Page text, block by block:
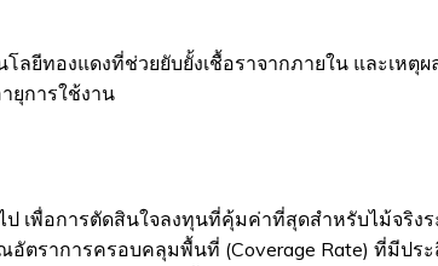
ทองแดงที่ช่วยยับยั้งเชื้อราจากภายใน และเหตุ
ยุการใช้งาน
เพื่อการตัดสินใจลงทุนที่คุ้มค่าที่สุดสำหรับไม้จริง
ตราการครอบคลุมพื้นที่ (Coverage Rate) ที่มีปร